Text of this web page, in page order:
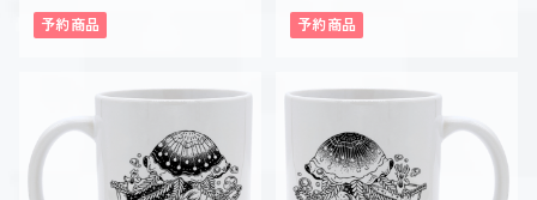
予約商品 予約商品